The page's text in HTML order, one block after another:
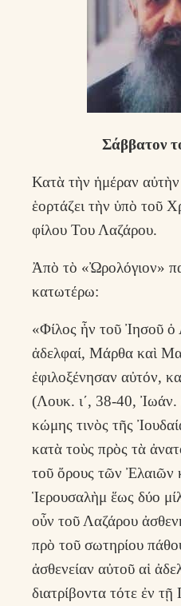
Σάββατον
Κατὰ τὴν ἡμέραν
ἑορτάζει τὴν ὑπὸ τοῦ
φίλου Του Λαζάρου.
Ἀπὸ τὸ «Ὠρολόγιον»
κατωτέρω:
«Φίλος ἦν τοῦ Ἰησοῦ ὁ
ἀδελφαί, Μάρθα καὶ
ἐφιλοξένησαν αὐτόν,
(Λουκ. ι΄, 38-40,
κώμης τινὸς τῆς
κατὰ τοὺς πρὸς τὰ
τοῦ ὄρους τῶν Ἐλαιῶν
Ἱερουσαλὴμ ἕως δύο
οὖν τοῦ Λαζάρου
πρὸ τοῦ σωτηρίου
ἀσθενείαν αὐτοῦ αἱ
διατρίβοντα τότε ἐν τῇ